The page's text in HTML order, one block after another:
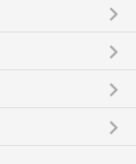
keyboard_arrow_right
keyboard_arrow_right
keyboard_arrow_right
keyboard_arrow_right